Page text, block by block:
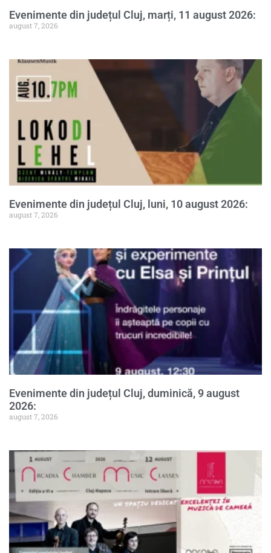
Evenimente din județul Cluj, marți, 11 august 2026:
august 7, 2026
Evenimente din județul Cluj, luni, 10 august 2026:
august 7, 2026
Evenimente din județul Cluj, duminică, 9 august
2026:
august 7, 2026